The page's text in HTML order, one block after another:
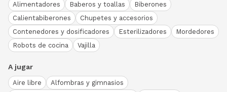
Alimentadores Baberos y toallas
Biberones
Calientabiberones
Chupetes y accesorios
Contenedores y dosificadores
Esterilizadores
Mordedores
Robots de cocina
Vajilla
A jugar
Aire libre
Alfombras y gimnasios